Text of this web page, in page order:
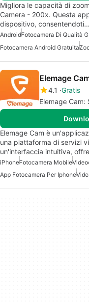
Migliora le capacità di
Camera - 200x. Questa
dispositivo, consentendoti…
AndroidFotocamera Di Qualità
Fotocamera Android Gratuita
Elemage
4.1 Gratis
Elemage Cam:
Elemage Cam è
una piattaforma di servizi
un'interfaccia intuitiva,
iPhoneFotocamera Mobile
App Fotocamera Per Iphone